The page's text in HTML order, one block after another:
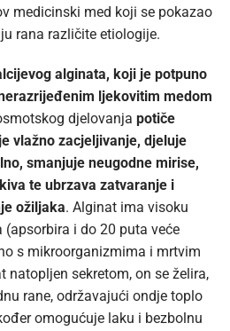
medicinski med koji se pokazao
rana različite etiologije.
alginata, koji je potpuno
ljekovitim medom
djelovanja potiče
vlažno zacjeljivanje, djeluje
smanjuje neugodne mirise,
te ubrzava zatvaranje i
ožiljaka. Alginat ima visoku
i do 20 puta veće
s mikroorganizmima i mrtvim
natopljen sekretom, on se želira,
rane, održavajući ondje toplo
omogućuje laku i bezbolnu